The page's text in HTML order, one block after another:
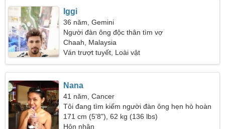
Iggi
36 năm, Gemini
Người đàn ông độc thân tìm vợ
Chaah, Malaysia
Ván trượt tuyết, Loài vật
Nana
41 năm, Cancer
Tôi đang tìm kiếm người đàn ông hẹn hò hoàn
hảo
171 cm (5'8"), 62 kg (136 lbs)
Hôn nhân